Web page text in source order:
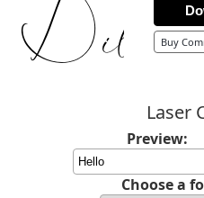
Buy
Laser
Preview:
Choose a